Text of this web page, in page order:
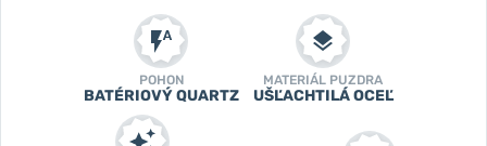
POHON
BATÉRIOVÝ QUARTZ
MATERIÁL PUZDRA
UŠĽACHTILÁ OCEĽ